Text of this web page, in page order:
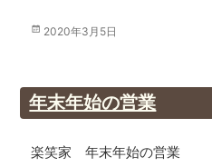
投
2020年3月5日
年末年始の営業
楽笑家 年末年始の営業